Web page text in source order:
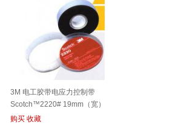
3M 电工胶带电应力控制带
Scotch™2220# 19mm（宽）
购买 收藏